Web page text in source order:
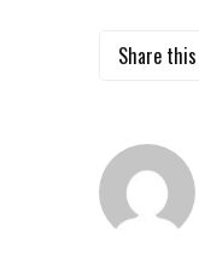
Share